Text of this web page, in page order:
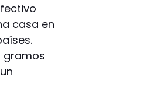
casa en
gramos